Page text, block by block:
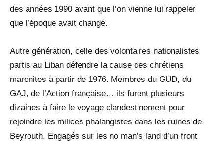
des années 1990 avant que l’on vienne lui rappeler
que l’époque avait changé.
Autre génération, celle des volontaires nationalistes
partis au Liban défendre la cause des chrétiens
maronites à partir de 1976. Membres du GUD, du
GAJ, de l’Action française… ils furent plusieurs
dizaines à faire le voyage clandestinement pour
rejoindre les milices phalangistes dans les ruines de
Beyrouth. Engagés sur les no man’s land d’un front